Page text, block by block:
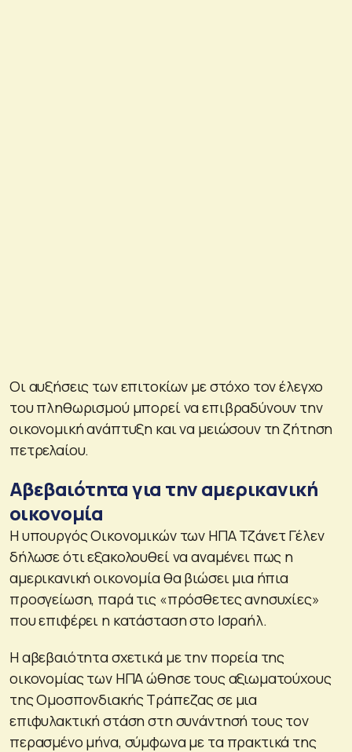
Οι αυξήσεις των επιτοκίων με στόχο τον έλεγχο
του πληθωρισμού μπορεί να επιβραδύνουν την
οικονομική ανάπτυξη και να μειώσουν τη ζήτηση
πετρελαίου.
Αβεβαιότητα για την αμερικανική
οικονομία
Η υπουργός Οικονομικών των ΗΠΑ Τζάνετ Γέλεν
δήλωσε ότι εξακολουθεί να αναμένει πως η
αμερικανική οικονομία θα βιώσει μια ήπια
προσγείωση, παρά τις «πρόσθετες ανησυχίες»
που επιφέρει η κατάσταση στο Ισραήλ.
Η αβεβαιότητα σχετικά με την πορεία της
οικονομίας των ΗΠΑ ώθησε τους αξιωματούχους
της Ομοσπονδιακής Τράπεζας σε μια
επιφυλακτική στάση στη συνάντησή τους τον
περασμένο μήνα, σύμφωνα με τα πρακτικά της